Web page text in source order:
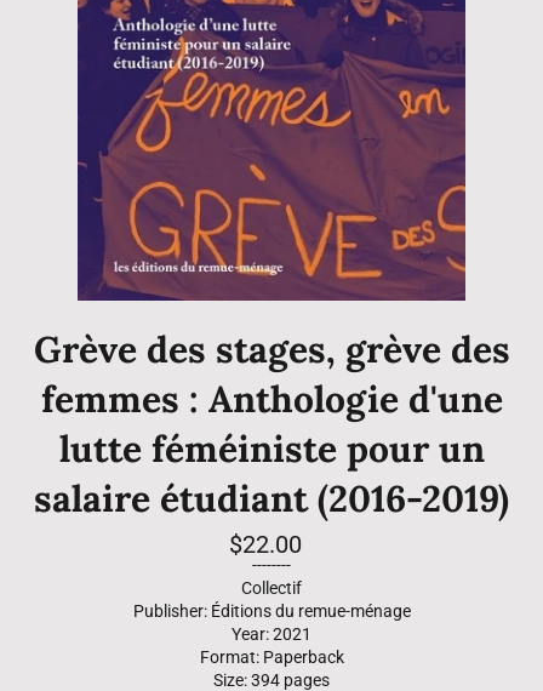
Grève des stages, grève des
femmes : Anthologie d'une
lutte féméiniste pour un
salaire étudiant (2016-2019)
Regular
price
$22.00
--------
Collectif
Publisher: Éditions du remue-ménage
Year: 2021
Format: Paperback
Size: 394 pages